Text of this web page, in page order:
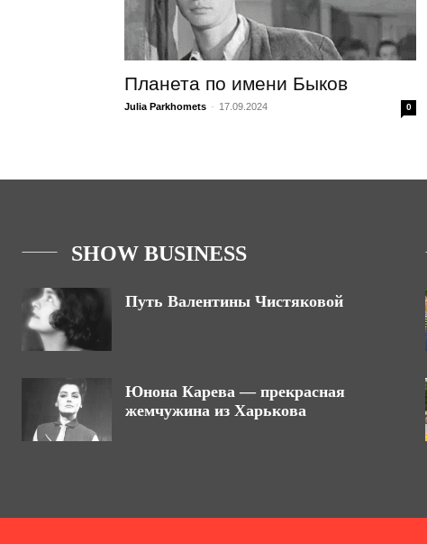
Планета по имени Быков
Julia Parkhomets - 17.09.2024 0
SHOW BUSINESS
Путь Валентины Чистяковой
Юнона Карева — прекрасная
жемчужина из Харькова